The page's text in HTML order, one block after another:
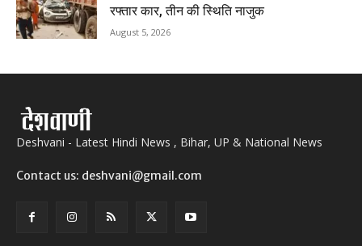
रफ्तार कार, तीन की स्थिति नाजुक
August 5, 2026
Deshvani - Latest Hindi News , Bihar, UP & National News
Contact us: deshvani@gmail.com